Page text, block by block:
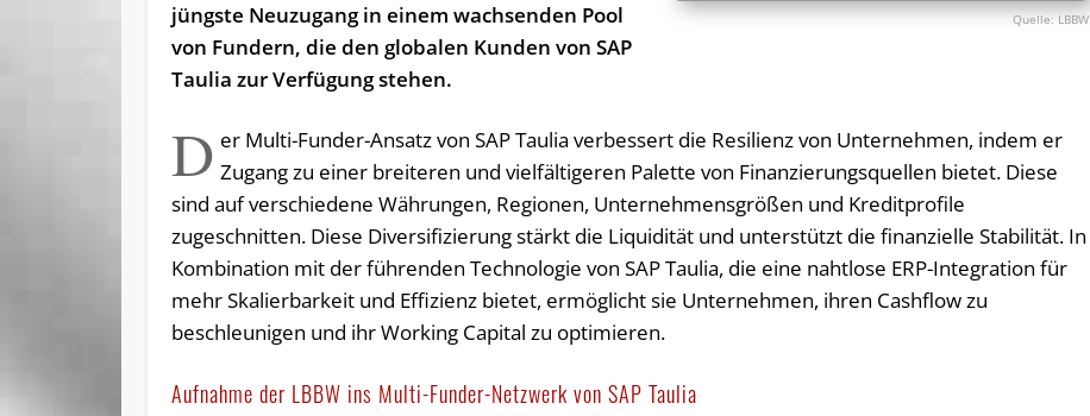
LBBW
jüngste Neuzugang in einem wachsenden Pool
von Fundern, die den globalen Kunden von SAP
Taulia zur Verfügung stehen.
D er Multi-Funder-Ansatz von SAP Taulia verbessert die Resilienz von Unternehmen, indem er
Zugang zu einer breiteren und vielfältigeren Palette von Finanzierungsquellen bietet. Diese
sind auf verschiedene Währungen, Regionen, Unternehmensgrößen und Kreditprofile
zugeschnitten. Diese Diversifizierung stärkt die Liquidität und unterstützt die finanzielle Stabilität. In
Kombination mit der führenden Technologie von SAP Taulia, die eine nahtlose ERP-Integration für
mehr Skalierbarkeit und Effizienz bietet, ermöglicht sie Unternehmen, ihren Cashflow zu
beschleunigen und ihr Working Capital zu optimieren.
Aufnahme der LBBW ins Multi-Funder-Netzwerk von SAP Taulia